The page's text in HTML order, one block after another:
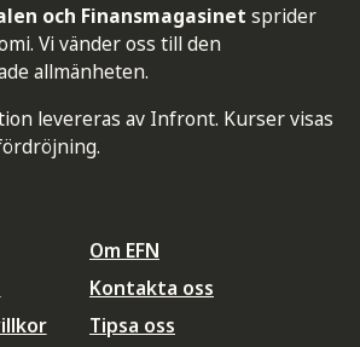
och Finansmagasinet sprider
Vi vänder oss till den
allmänheten.
levereras av Infront. Kurser visas
Om EFN
Kontakta oss
Tipsa oss